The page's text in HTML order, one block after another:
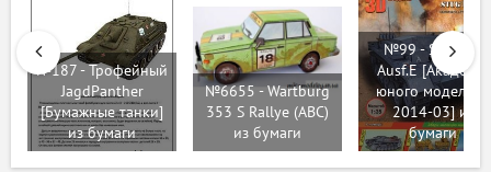
№187 - Трофейный
JagdPanther
[Бумажные танки]
из бумаги
№6655 - Wartburg
353 S Rallye (ABC)
из бумаги
№99 - STUG III
Ausf.E [Академія
юного моделіста
2014-03] из
бумаги